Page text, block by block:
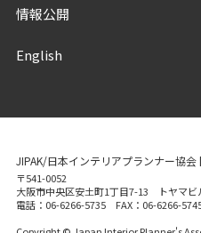
情報公開
English
JIPAK/日本インテリアプランナー協会
〒541-0052
大阪市中央区安土町1丁目7-13 トヤマビ
電話：06-6266-5735 FAX：06-6266-